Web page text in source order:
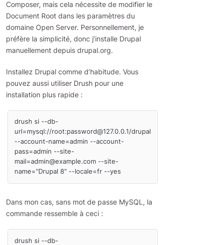
Composer, mais cela nécessite de modifier le
Document Root dans les paramètres du
domaine Open Server. Personnellement, je
préfère la simplicité, donc j’installe Drupal
manuellement depuis drupal.org.
Installez Drupal comme d’habitude. Vous
pouvez aussi utiliser Drush pour une
installation plus rapide :
drush si --db-
url=mysql://root:password@127.0.0.1/drupal
--account-name=admin --account-
pass=admin --site-
mail=admin@example.com --site-
Dans mon cas, sans mot de passe MySQL, la
commande ressemble à ceci :
drush si --db-